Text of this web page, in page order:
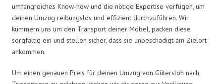
umfangreiches Know-how und die nötige Expertise verfügen, um
deinen Umzug reibungslos und effizient durchzuführen. Wir
kümmern uns um den Transport deiner Möbel, packen diese
sorgfältig ein und stellen sicher, dass sie unbeschädigt am Zielort
ankommen.
Um einen genauen Preis für deinen Umzug von Gütersloh nach